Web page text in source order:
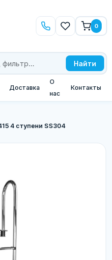
Найти
0
Доставка
О
нас
Контакты
4 ступени SS304